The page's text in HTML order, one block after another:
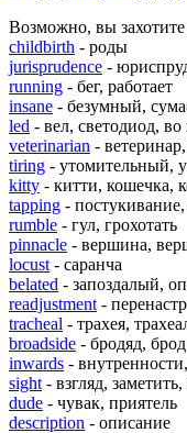
Возможно, вы захотите
childbirth - роды
jurisprudence -
running - бег, работает
insane - безумный,
led - вел, светодиод, во
veterinarian -
tiring - утомительный,
kitty - китти, кошечка,
tapping -
rumble - гул, грохотать
pinnacle - вершина,
locust - саранча
belated - запоздалый,
readjustment -
tracheal - трахея,
broadside - бродяд, брод
inwards -
sight - взгляд,
dude - чувак, приятель
description - описание